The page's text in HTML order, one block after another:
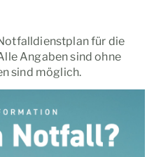
für die
Angaben sind ohne
sind möglich.